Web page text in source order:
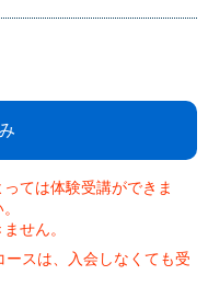
ては体験受講ができま
せん。
スは、入会しなくても受